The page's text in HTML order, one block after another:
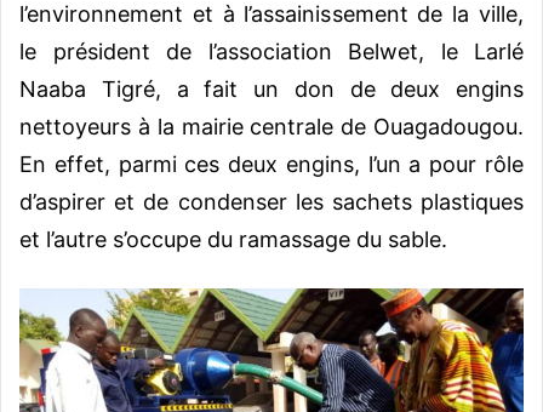
l’environnement et à l’assainissement de la ville,
le président de l’association Belwet, le Larlé
Naaba Tigré, a fait un don de deux engins
nettoyeurs à la mairie centrale de Ouagadougou.
En effet, parmi ces deux engins, l’un a pour rôle
d’aspirer et de condenser les sachets plastiques
et l’autre s’occupe du ramassage du sable.